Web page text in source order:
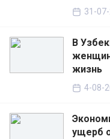
31-
В
жизнь
4-08-
ущерб